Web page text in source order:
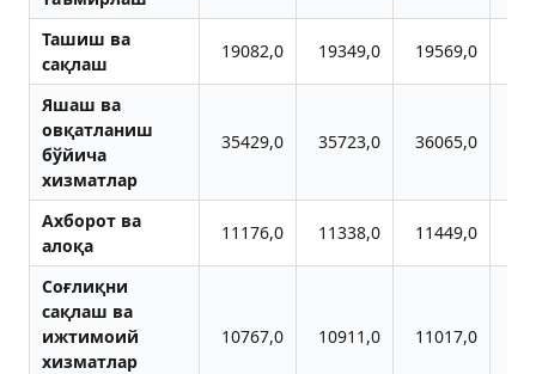
Ташиш ва
сақлаш
19082,0 19349,0 19569,0
Яшаш ва
овқатланиш
бўйича
хизматлар
35429,0 35723,0 36065,0
Ахборот ва
алоқа
11176,0 11338,0 11449,0
Соғлиқни
сақлаш ва
ижтимоий
хизматлар
10767,0 10911,0 11017,0